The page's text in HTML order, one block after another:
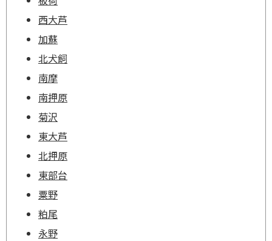
西大芦
加蘇
北犬飼
南摩
南押原
菊沢
東大芦
北押原
東部台
粟野
粕尾
永野